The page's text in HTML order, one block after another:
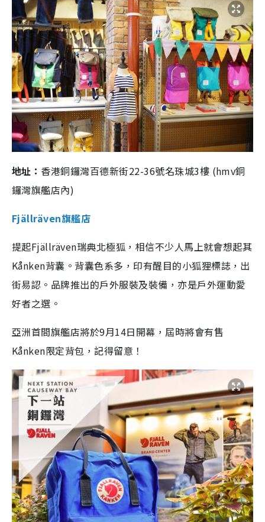
地址： 香港銅鑼灣百德新街22-36號名珠城3樓 (hmv銅
鑼灣旗艦店內)
Fjällräven旗艦店
提起Fjällräven瑞典北極狐，相信不少人馬上就會想起其
Kånken背囊。背囊色系多，印有醒目的小狐狸標誌，出
街易認。品牌推出的戶外服裝及裝備，亦是戶外運動愛
好者之選。
亞洲首間旗艦店將於9月14日開幕，屆時將會有售
Kånken限定背包，記得留意！